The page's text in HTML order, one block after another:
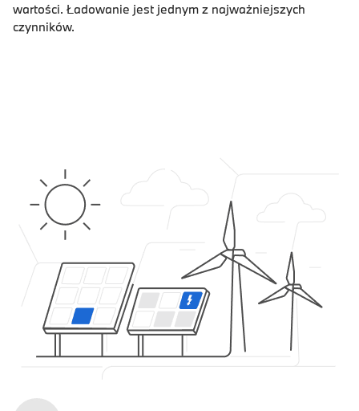
wartości. Ładowanie jest jednym z najważniejszych
czynników.